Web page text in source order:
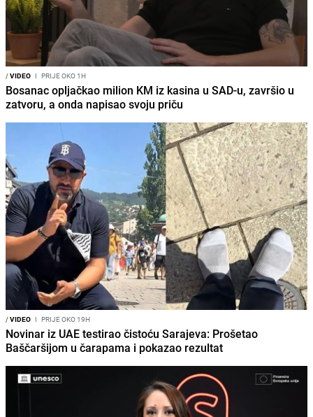
/VIDEO I PRIJE OKO 1H
Bosanac opljačkao milion KM iz kasina u SAD-u, završio u
zatvoru, a onda napisao svoju priču
/VIDEO I PRIJE OKO 19H
Novinar iz UAE testirao čistoću Sarajeva: Prošetao
Baščaršijom u čarapama i pokazao rezultat